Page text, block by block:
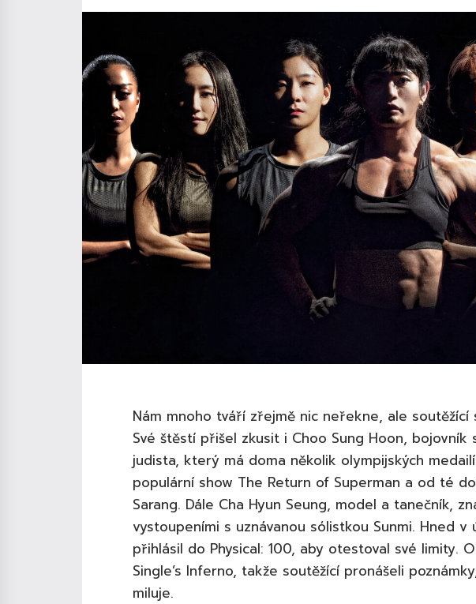
Nám mnoho tváří zřejmě nic neřekne, ale soutěžící
Své štěstí přišel zkusit i Choo Sung Hoon, bojovník
judista, který má doma několik olympijských
populární show The Return of Superman a od té
Sarang. Dále Cha Hyun Seung, model a tanečník,
vystoupeními s uznávanou sólistkou Sunmi. Hned
přihlásil do Physical: 100, aby otestoval své limity.
Single’s Inferno, takže soutěžící pronášeli
miluje.